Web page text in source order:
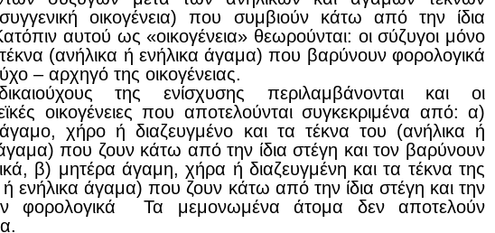
οικογένεια) που συμβιούν κάτω από την ίδια
αυτού ως «οικογένεια» θεωρούνται: οι σύζυγοι μόνο
(ανήλικα ή ενήλικα άγαμα) που βαρύνουν φορολογικά
– αρχηγό της οικογένειας.
της ενίσχυσης περιλαμβάνονται και οι
οικογένειες που αποτελούνται συγκεκριμένα από: α)
χήρο ή διαζευγμένο και τα τέκνα του (ανήλικα ή
που ζουν κάτω από την ίδια στέγη και τον βαρύνουν
β) μητέρα άγαμη, χήρα ή διαζευγμένη και τα τέκνα της
ή ενήλικα άγαμα) που ζουν κάτω από την ίδια στέγη και την
φορολογικά Τα μεμονωμένα άτομα δεν αποτελούν